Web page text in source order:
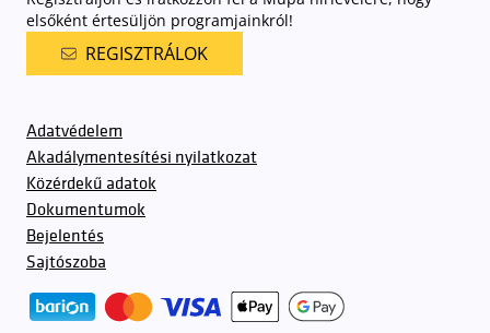
elsőként értesüljön programjainkról!
REGISZTRÁLOK
Adatvédelem
Akadálymentesítési nyilatkozat
Közérdekű adatok
Dokumentumok
Bejelentés
Sajtószoba